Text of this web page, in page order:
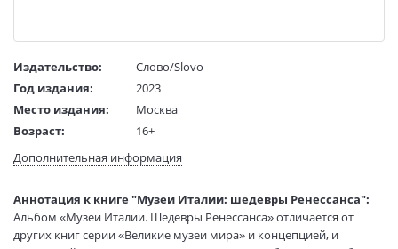
Издательство:
Слово/Slovo
Год издания:
2023
Место издания:
Москва
Возраст:
16+
Язык текста:
русский
Формат:
240х295 мм
Размеры в мм
312x255x55
Дополнительная информация
Аннотация к книге "Музеи Италии: шедевры Ренессанса":
Альбом «Музеи Италии. Шедевры Ренессанса» отличается от
других книг серии «Великие музеи мира» и концепцией, и